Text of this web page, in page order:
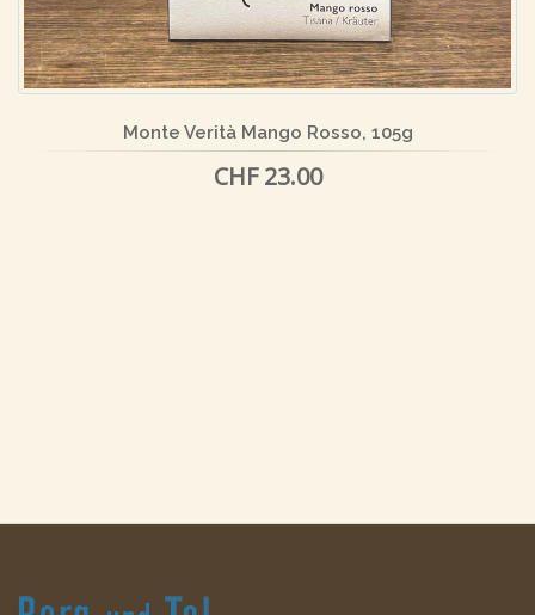
Monte Verità Mango Rosso, 105g
CHF 23.00